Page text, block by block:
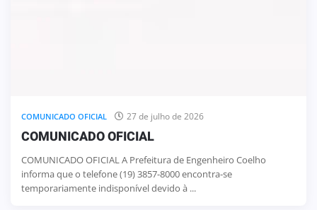
COMUNICADO OFICIAL 27 de julho de 2026
COMUNICADO OFICIAL
COMUNICADO OFICIAL A Prefeitura de Engenheiro Coelho
informa que o telefone (19) 3857-8000 encontra-se
temporariamente indisponível devido à ...